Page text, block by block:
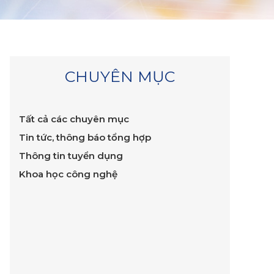
CHUYÊN MỤC
Tất cả các chuyên mục
Tin tức, thông báo tổng hợp
Thông tin tuyển dụng
Khoa học công nghệ